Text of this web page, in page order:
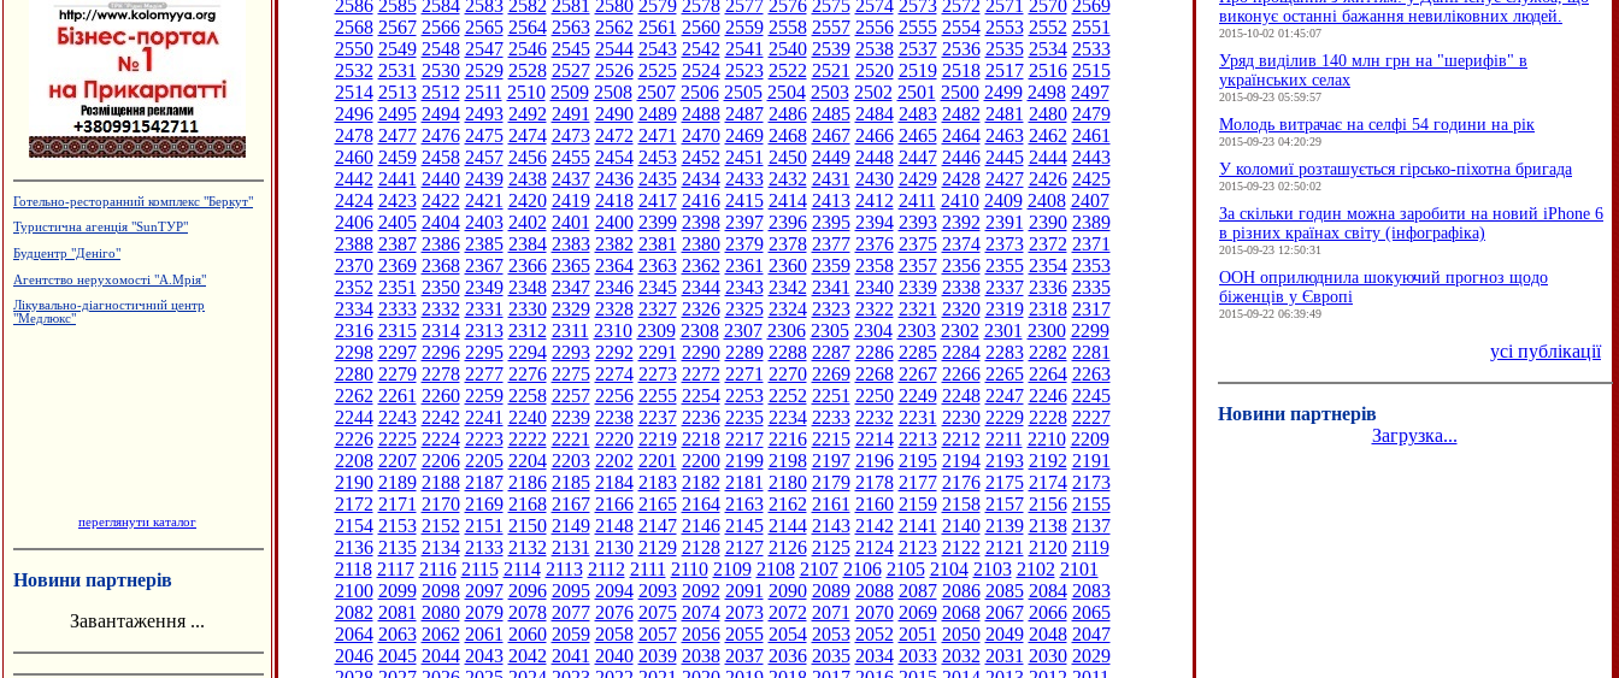
Готельно-ресторанний комплекс "Беркут"
Туристична агенція "SunТУР"
Будцентр "Деніго"
Агентство нерухомості "А.Мрія"
Лікувально-діагностичний центр
"Медлюкс"
переглянути каталог
Новини партнерів
Завантаження ...
2586 2585 2584 2583 2582 2581 2580 2579 2578 2577 2576 2575 2574 2573 2572 2571 2570 2569
2568 2567 2566 2565 2564 2563 2562 2561 2560 2559 2558 2557 2556 2555 2554 2553 2552 2551
2550 2549 2548 2547 2546 2545 2544 2543 2542 2541 2540 2539 2538 2537 2536 2535 2534 2533
2532 2531 2530 2529 2528 2527 2526 2525 2524 2523 2522 2521 2520 2519 2518 2517 2516 2515
2514 2513 2512 2511 2510 2509 2508 2507 2506 2505 2504 2503 2502 2501 2500 2499 2498 2497
2496 2495 2494 2493 2492 2491 2490 2489 2488 2487 2486 2485 2484 2483 2482 2481 2480 2479
2478 2477 2476 2475 2474 2473 2472 2471 2470 2469 2468 2467 2466 2465 2464 2463 2462 2461
2460 2459 2458 2457 2456 2455 2454 2453 2452 2451 2450 2449 2448 2447 2446 2445 2444 2443
2442 2441 2440 2439 2438 2437 2436 2435 2434 2433 2432 2431 2430 2429 2428 2427 2426 2425
2424 2423 2422 2421 2420 2419 2418 2417 2416 2415 2414 2413 2412 2411 2410 2409 2408 2407
2406 2405 2404 2403 2402 2401 2400 2399 2398 2397 2396 2395 2394 2393 2392 2391 2390 2389
2388 2387 2386 2385 2384 2383 2382 2381 2380 2379 2378 2377 2376 2375 2374 2373 2372 2371
2370 2369 2368 2367 2366 2365 2364 2363 2362 2361 2360 2359 2358 2357 2356 2355 2354 2353
2352 2351 2350 2349 2348 2347 2346 2345 2344 2343 2342 2341 2340 2339 2338 2337 2336 2335
2334 2333 2332 2331 2330 2329 2328 2327 2326 2325 2324 2323 2322 2321 2320 2319 2318 2317
2316 2315 2314 2313 2312 2311 2310 2309 2308 2307 2306 2305 2304 2303 2302 2301 2300 2299
2298 2297 2296 2295 2294 2293 2292 2291 2290 2289 2288 2287 2286 2285 2284 2283 2282 2281
2280 2279 2278 2277 2276 2275 2274 2273 2272 2271 2270 2269 2268 2267 2266 2265 2264 2263
2262 2261 2260 2259 2258 2257 2256 2255 2254 2253 2252 2251 2250 2249 2248 2247 2246 2245
2244 2243 2242 2241 2240 2239 2238 2237 2236 2235 2234 2233 2232 2231 2230 2229 2228 2227
2226 2225 2224 2223 2222 2221 2220 2219 2218 2217 2216 2215 2214 2213 2212 2211 2210 2209
2208 2207 2206 2205 2204 2203 2202 2201 2200 2199 2198 2197 2196 2195 2194 2193 2192 2191
2190 2189 2188 2187 2186 2185 2184 2183 2182 2181 2180 2179 2178 2177 2176 2175 2174 2173
2172 2171 2170 2169 2168 2167 2166 2165 2164 2163 2162 2161 2160 2159 2158 2157 2156 2155
2154 2153 2152 2151 2150 2149 2148 2147 2146 2145 2144 2143 2142 2141 2140 2139 2138 2137
2136 2135 2134 2133 2132 2131 2130 2129 2128 2127 2126 2125 2124 2123 2122 2121 2120 2119
2118 2117 2116 2115 2114 2113 2112 2111 2110 2109 2108 2107 2106 2105 2104 2103 2102 2101
2100 2099 2098 2097 2096 2095 2094 2093 2092 2091 2090 2089 2088 2087 2086 2085 2084 2083
2082 2081 2080 2079 2078 2077 2076 2075 2074 2073 2072 2071 2070 2069 2068 2067 2066 2065
2064 2063 2062 2061 2060 2059 2058 2057 2056 2055 2054 2053 2052 2051 2050 2049 2048 2047
2046 2045 2044 2043 2042 2041 2040 2039 2038 2037 2036 2035 2034 2033 2032 2031 2030 2029
виконує останні бажання невиліковних людей.
2015-10-02 01:45:07
Уряд виділив 140 млн грн на "шерифів" в
українських селах
2015-09-23 05:59:57
Молодь витрачає на селфі 54 години на рік
2015-09-23 04:20:29
У коломиї розташується гірсько-піхотна бригада
2015-09-23 02:50:02
За скільки годин можна заробити на новий iPhone 6
в різних країнах світу (інфографіка)
2015-09-23 12:50:31
ООН оприлюднила шокуючий прогноз щодо
біженців у Європі
2015-09-22 06:39:49
усі публікації
Новини партнерів
Загрузка...